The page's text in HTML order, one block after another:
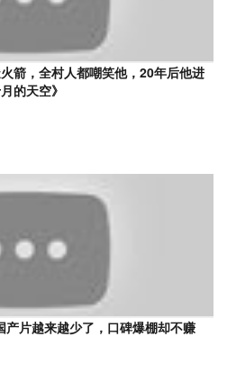
箭，全村人都嘲笑他，20年后他进
的天空》
产片越来越少了，口碑爆棚却不赚